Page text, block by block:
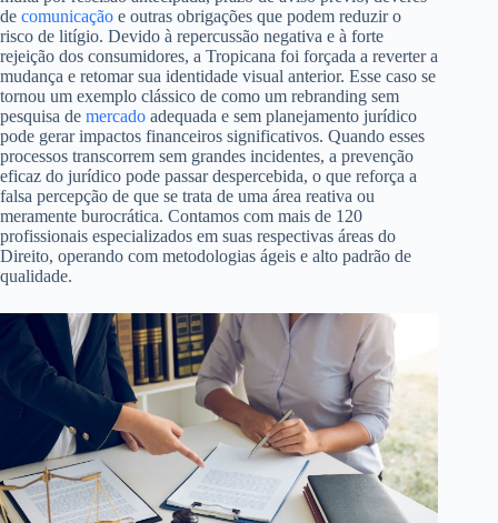
de comunicação e outras obrigações que podem reduzir o
risco de litígio. Devido à repercussão negativa e à forte
rejeição dos consumidores, a Tropicana foi forçada a reverter a
mudança e retomar sua identidade visual anterior. Esse caso se
tornou um exemplo clássico de como um rebranding sem
pesquisa de mercado adequada e sem planejamento jurídico
pode gerar impactos financeiros significativos. Quando esses
processos transcorrem sem grandes incidentes, a prevenção
eficaz do jurídico pode passar despercebida, o que reforça a
falsa percepção de que se trata de uma área reativa ou
meramente burocrática. Contamos com mais de 120
profissionais especializados em suas respectivas áreas do
Direito, operando com metodologias ágeis e alto padrão de
qualidade.